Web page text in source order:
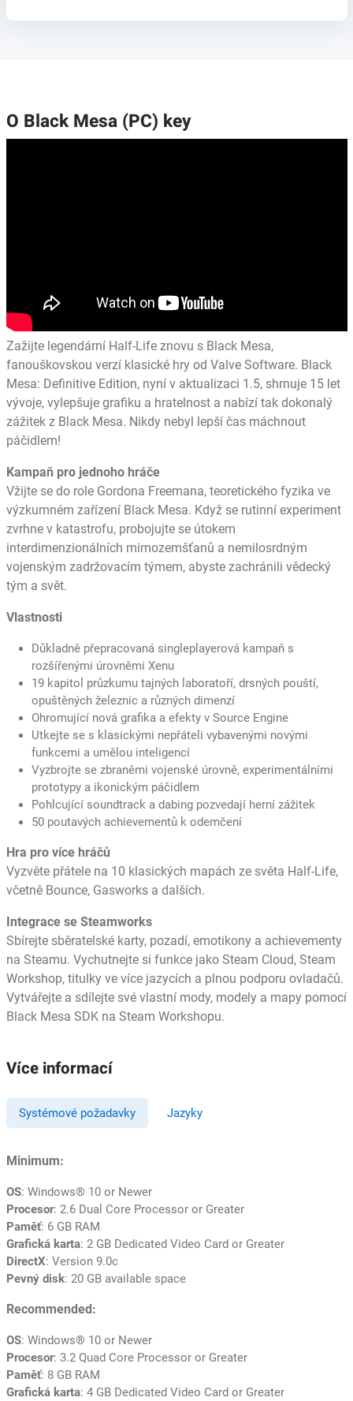
O Black Mesa (PC) key
Zažijte legendární Half-Life znovu s Black Mesa,
fanouškovskou verzí klasické hry od Valve Software. Black
Mesa: Definitive Edition, nyní v aktualizaci 1.5, shrnuje 15 let
vývoje, vylepšuje grafiku a hratelnost a nabízí tak dokonalý
zážitek z Black Mesa. Nikdy nebyl lepší čas máchnout
páčidlem!
Kampaň pro jednoho hráče
Vžijte se do role Gordona Freemana, teoretického fyzika ve
výzkumném zařízení Black Mesa. Když se rutinní experiment
zvrhne v katastrofu, probojujte se útokem
interdimenzionálních mimozemšťanů a nemilosrdným
vojenským zadržovacím týmem, abyste zachránili vědecký
tým a svět.
Vlastnosti
Důkladně přepracovaná singleplayerová kampaň s
rozšířenými úrovněmi Xenu
19 kapitol průzkumu tajných laboratoří, drsných pouští,
opuštěných železnic a různých dimenzí
Ohromující nová grafika a efekty v Source Engine
Utkejte se s klasickými nepřáteli vybavenými novými
funkcemi a umělou inteligencí
Vyzbrojte se zbraněmi vojenské úrovně, experimentálními
prototypy a ikonickým páčidlem
Pohlcující soundtrack a dabing pozvedají herní zážitek
50 poutavých achievementů k odemčení
Hra pro více hráčů
Vyzvěte přátele na 10 klasických mapách ze světa Half-Life,
včetně Bounce, Gasworks a dalších.
Integrace se Steamworks
Sbírejte sběratelské karty, pozadí, emotikony a achievementy
na Steamu. Vychutnejte si funkce jako Steam Cloud, Steam
Workshop, titulky ve více jazycích a plnou podporu ovladačů.
Vytvářejte a sdílejte své vlastní mody, modely a mapy pomocí
Black Mesa SDK na Steam Workshopu.
Více informací
Systémové požadavky Jazyky
Minimum:
OS: Windows® 10 or Newer
Procesor: 2.6 Dual Core Processor or Greater
Paměť: 6 GB RAM
Grafická karta: 2 GB Dedicated Video Card or Greater
DirectX: Version 9.0c
Pevný disk: 20 GB available space
Recommended:
OS: Windows® 10 or Newer
Procesor: 3.2 Quad Core Processor or Greater
Paměť: 8 GB RAM
Grafická karta: 4 GB Dedicated Video Card or Greater